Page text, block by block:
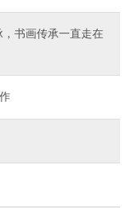
，书画传承一直走在